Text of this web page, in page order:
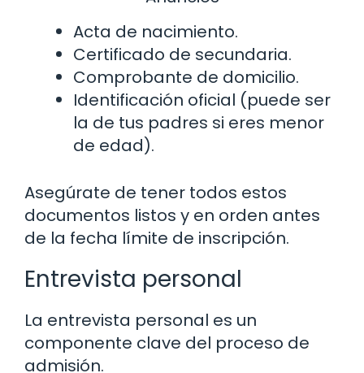
Acta de nacimiento.
Certificado de secundaria.
Comprobante de domicilio.
Identificación oficial (puede ser
la de tus padres si eres menor
de edad).
Asegúrate de tener todos estos
documentos listos y en orden antes
de la fecha límite de inscripción.
Entrevista personal
La entrevista personal es un
componente clave del proceso de
admisión.